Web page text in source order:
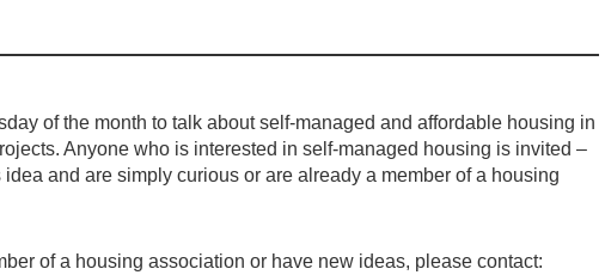
of the month to talk about self-managed and affordable housing in
Anyone who is interested in self-managed housing is invited –
and are simply curious or are already a member of a housing
of a housing association or have new ideas, please contact: